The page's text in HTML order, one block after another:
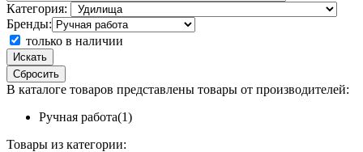
Категория:
Бренды:
только в наличии
Искать
Сбросить
В каталоге товаров представлены товары от производителей:
Ручная работа(1)
Товары из категории: